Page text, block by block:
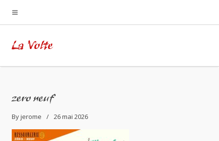
La Volte
zero neuf
Byjerome 26 mai 2026